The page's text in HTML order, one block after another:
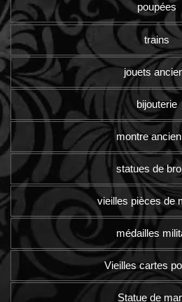
poupées
trains
jouets
bijouterie
montre
statues de
vieilles pièces de
médailles
Vieilles cartes
Statue de